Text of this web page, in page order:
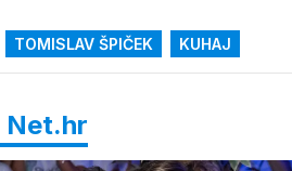
TOMISLAV ŠPIČEK KUHAJ
Net.hr